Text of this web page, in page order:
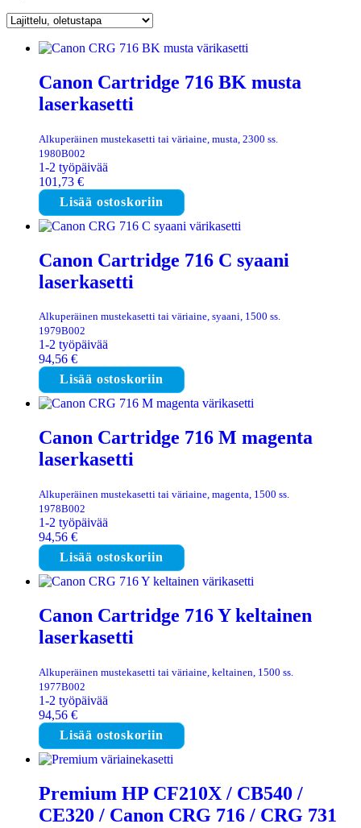
Canon Cartridge 716 BK musta
laserkasetti
Alkuperäinen mustekasetti tai väriaine, musta, 2300 ss.
1980B002
1-2 työpäivää
101,73 €
Lisää ostoskoriin
Canon Cartridge 716 C syaani
laserkasetti
Alkuperäinen mustekasetti tai väriaine, syaani, 1500 ss.
1979B002
1-2 työpäivää
94,56 €
Lisää ostoskoriin
Canon Cartridge 716 M magenta
laserkasetti
Alkuperäinen mustekasetti tai väriaine, magenta, 1500 ss.
1978B002
1-2 työpäivää
94,56 €
Lisää ostoskoriin
Canon Cartridge 716 Y keltainen
laserkasetti
Alkuperäinen mustekasetti tai väriaine, keltainen, 1500 ss.
1977B002
1-2 työpäivää
94,56 €
Lisää ostoskoriin
Premium HP CF210X / CB540 /
CE320 / Canon CRG 716 / CRG 731